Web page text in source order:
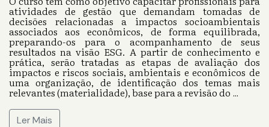
atividades de gestão que demandam tomadas de
decisões relacionadas a impactos socioambientais
associados aos econômicos, de forma equilibrada,
preparando-os para o acompanhamento de seus
resultados na visão ESG. A partir de conhecimento e
prática, serão tratadas as etapas de avaliação dos
impactos e riscos sociais, ambientais e econômicos de
uma organização, de identificação dos temas mais
relevantes (materialidade), base para a revisão do ...
Ler Mais